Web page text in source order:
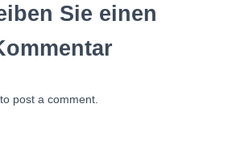
Sie einen
to post a comment.